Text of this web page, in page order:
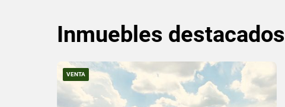
Inmuebles destacados
VENTA